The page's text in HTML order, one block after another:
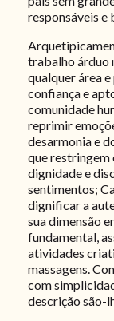
responsáveis e
trabalho árduo
qualquer área
confiança e
comunidade
reprimir
desarmonia e
que restringem
dignidade e
sentimentos;
dignificar a
sua dimensão
fundamental,
atividades
massagens.
com
descrição são-